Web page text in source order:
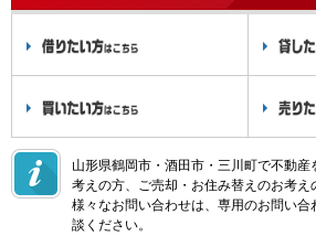
山形県鶴岡市・酒田市・三川町で不動
考えの方、ご売却・お住み替えのお考
様々なお問い合わせは、専用のお問い
談ください。